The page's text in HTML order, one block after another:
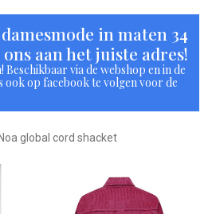
in maten 34
aan het juiste adres!
Beschikbaar via de webshop en in de
ook op facebook te volgen voor de
global cord shacket